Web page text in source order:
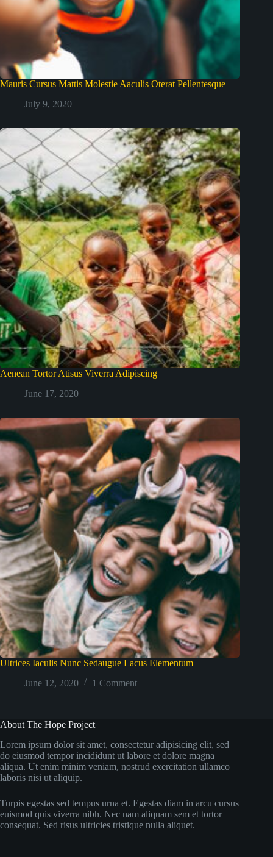
Mauris Cursus Mattis Molestie Aaculis Oterat Pellentesque
July 9, 2020
Aenean Tortor Atisus Viverra Adipiscing
June 17, 2020
Ultrices Iaculis Nunc Sedaugue Lacus Elementum
June 12, 2020
1 Comment
About The Hope Project
Lorem ipsum dolor sit amet, consectetur adipisicing elit, sed
do eiusmod tempor incididunt ut labore et dolore magna
aliqua. Ut enim minim veniam, nostrud exercitation ullamco
laboris nisi ut aliquip.
Turpis egestas sed tempus urna et. Egestas diam in arcu cursus
euismod quis viverra nibh. Nec nam aliquam sem et tortor
consequat. Sed risus ultricies tristique nulla aliquet.